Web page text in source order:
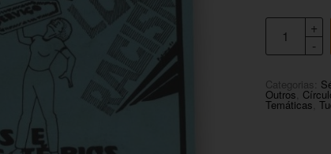
Categorias:
Outros
Temáticas ,